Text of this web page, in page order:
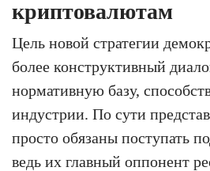
криптовалютам
Цель новой стратегии
более конструктивный
нормативную базу,
индустрии. По сути
просто обязаны поступать
ведь их главный оппонент